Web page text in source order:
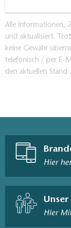
Torzufahrt.
Zugang und
Zugang über
Hilfsmittel
nutzenden
Kommentar:
Elektrischer
bedient,
Gästetoilette
Alle Informationen,
und aktualisiert.
keine Gewähr
telefonisch / per E-
den aktuellen Stand
Hier
Hier